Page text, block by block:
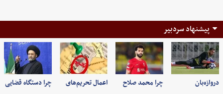
پیشنهاد سردبیر
دروازه‌بان
چرا محمد صلاح
اعمال تحریم‌های
چرا دستگاه قضایی